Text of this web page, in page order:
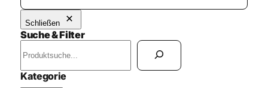
Schließen
Suche & Filter
u
c
Kategorie